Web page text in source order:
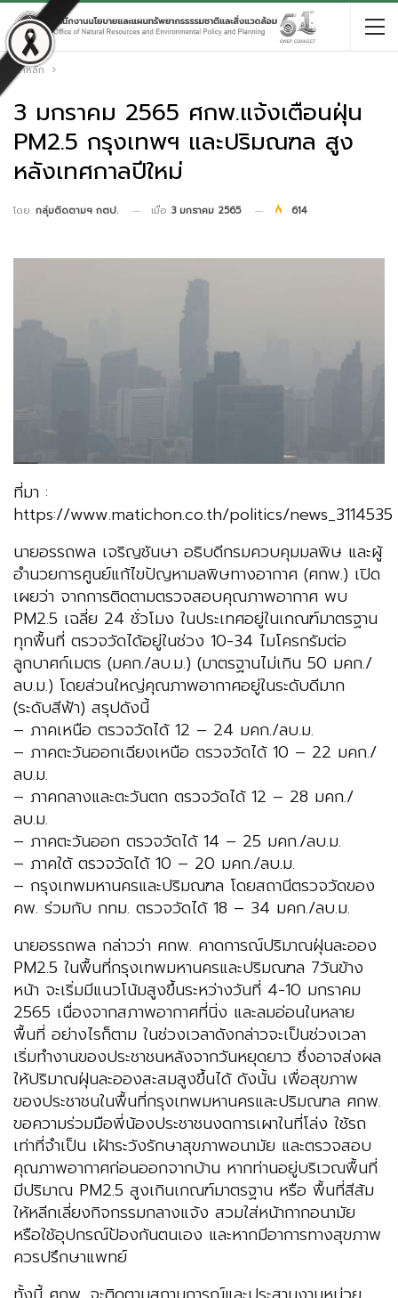
หน้าหลัก
3 มกราคม 2565 ศกพ.แจ้งเตือนฝุ่น
PM2.5 กรุงเทพฯ และปริมณฑล สูง
หลังเทศกาลปีใหม่
โดย กลุ่มติดตามฯ กตป. เมื่อ 3 มกราคม 2565 614
ที่มา :
https://www.matichon.co.th/politics/news_3114535
นายอรรถพล เจริญชันษา อธิบดีกรมควบคุมมลพิษ และผู้
อำนวยการศูนย์แก้ไขปัญหามลพิษทางอากาศ (ศกพ.) เปิด
เผยว่า จากการติดตามตรวจสอบคุณภาพอากาศ พบ
PM2.5 เฉลี่ย 24 ชั่วโมง ในประเทศอยู่ในเกณฑ์มาตรฐาน
ทุกพื้นที่ ตรวจวัดได้อยู่ในช่วง 10-34 ไมโครกรัมต่อ
ลูกบาศก์เมตร (มคก./ลบ.ม.) (มาตรฐานไม่เกิน 50 มคก./
ลบ.ม.) โดยส่วนใหญ่​คุณภาพอากาศอยู่ในระดับดีมาก
(ระดับสีฟ้า) สรุปดังนี้
– ภาคเหนือ ตรวจวัดได้ 12 – 24 มคก./ลบ.ม.
– ภาคตะวันออกเฉียงเหนือ ตรวจวัดได้ 10 – 22 มคก./
ลบ.ม.
– ภาคกลางและตะวันตก ตรวจวัดได้ 12 – 28 มคก./
ลบ.ม.
– ภาคตะวันออก ตรวจวัดได้ 14 – 25 มคก./ลบ.ม.
– ภาคใต้ ตรวจวัดได้ 10 – 20 มคก./ลบ.ม.
– กรุงเทพมหานครและปริมณฑล โดยสถานีตรวจวัดของ
คพ. ร่วมกับ​ ​กทม. ตรวจวัดได้ 18 – 34 มคก./ลบ.ม.
นายอรรถพล กล่าวว่า ศกพ. คาดการณ์ปริมาณฝุ่นละออง
PM2.5 ในพื้นที่กรุงเทพมหานครและปริมณฑล​ 7วันข้าง
หน้า​ จะเริ่มมีแนวโน้มสูงขึ้นระหว่างวันที่ 4-10​ มกราคม
2565 เนื่องจากสภาพอากาศที่นิ่ง และลมอ่อนในหลาย
พื้นที่ อย่างไรก็ตาม ในช่วงเวลาดังกล่าวจะเป็นช่วงเวลา
เริ่มทำงานของประชาชนหลังจากวันหยุดยาว ซึ่งอาจส่งผล
ให้ปริมาณฝุ่นละอองสะสมสูงขึ้นได้ ดังนั้น เพื่อสุขภาพ
ของประชาชนในพื้นที่กรุงเทพมหานครและปริมณฑล ศกพ.
ขอความร่วมมือพี่น้องประชาชนงดการเผาในที่โล่ง ใช้รถ
เท่าที่จำเป็น เฝ้าระวังรักษาสุขภาพอนามัย และตรวจสอบ
คุณภาพอากาศก่อนออกจากบ้าน หากท่านอยู่บริเวณพื้นที่
มีปริมาณ PM2.5 สูงเกินเกณฑ์มาตรฐาน หรือ พื้นที่สีส้ม
ให้หลีกเลี่ยงกิจกรรมกลางแจ้ง สวมใส่หน้ากากอนามัย
หรือใช้อุปกรณ์ป้องกันตนเอง และหากมีอาการทางสุขภาพ
ควรปรึกษาแพทย์